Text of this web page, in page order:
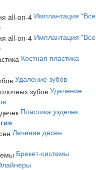
Имплантация "Все
Имплантация "Все
Костная пластика
Удаление зубов
Удаление
Пластика уздечек
Лечение десен
Брекет-системы